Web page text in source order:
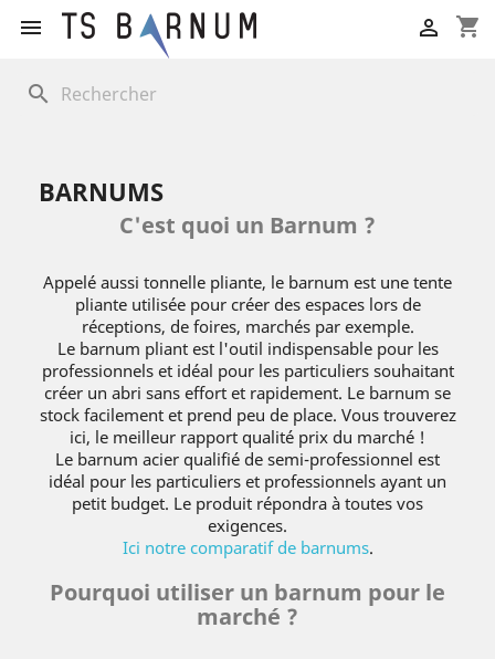
 shopping_cart

search
BARNUMS
C'est quoi un Barnum ?
Appelé aussi tonnelle pliante, le barnum est une tente
pliante utilisée pour créer des espaces lors de
réceptions, de foires, marchés par exemple.
Le barnum pliant est l'outil indispensable pour les
professionnels et idéal pour les particuliers souhaitant
créer un abri sans effort et rapidement. Le barnum se
stock facilement et prend peu de place. Vous trouverez
ici, le meilleur rapport qualité prix du marché !
Le barnum acier qualifié de semi-professionnel est
idéal pour les particuliers et professionnels ayant un
petit budget. Le produit répondra à toutes vos
exigences.
Ici notre comparatif de barnums.
Pourquoi utiliser un barnum pour le
marché ?